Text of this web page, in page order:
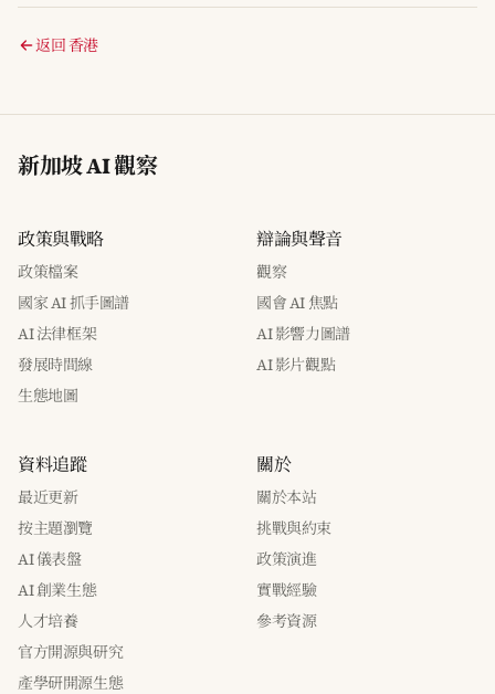
返回 香港
新加坡 AI 觀察
政策與戰略
政策檔案
國家 AI 抓手圖譜
AI 法律框架
發展時間線
生態地圖
辯論與聲音
觀察
國會 AI 焦點
AI 影響力圖譜
AI 影片觀點
資料追蹤
最近更新
按主題瀏覽
AI 儀表盤
AI 創業生態
人才培養
官方開源與研究
產學研開源生態
關於
關於本站
挑戰與約束
政策演進
實戰經驗
參考資源